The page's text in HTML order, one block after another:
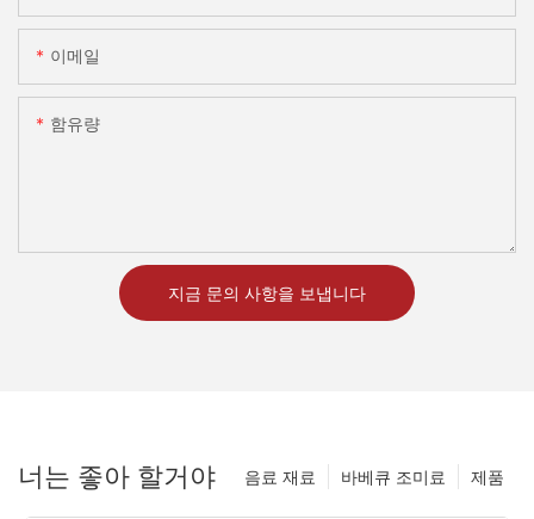
이메일
함유량
지금 문의 사항을 보냅니다
너는 좋아 할거야 제품
바베큐 조미료
음료 재료